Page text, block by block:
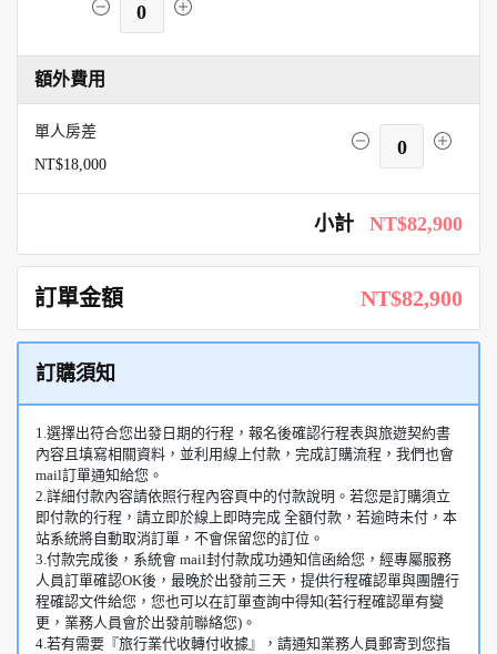
0
額外費用
單人房差
NT$18,000
0
小計 NT$82,900
訂單金額 NT$82,900
訂購須知
1.選擇出符合您出發日期的行程，報名後確認行程表與旅遊契約書
內容且填寫相關資料，並利用線上付款，完成訂購流程，我們也會
mail訂單通知給您。
2.詳細付款內容請依照行程內容頁中的付款說明。若您是訂購須立
即付款的行程，請立即於線上即時完成 全額付款，若逾時未付，本
站系統將自動取消訂單，不會保留您的訂位。
3.付款完成後，系統會 mail封付款成功通知信函給您，經專屬服務
人員訂單確認OK後，最晚於出發前三天，提供行程確認單與團體行
程確認文件給您，您也可以在訂單查詢中得知(若行程確認單有變
更，業務人員會於出發前聯絡您)。
4.若有需要『旅行業代收轉付收據』，請通知業務人員郵寄到您指